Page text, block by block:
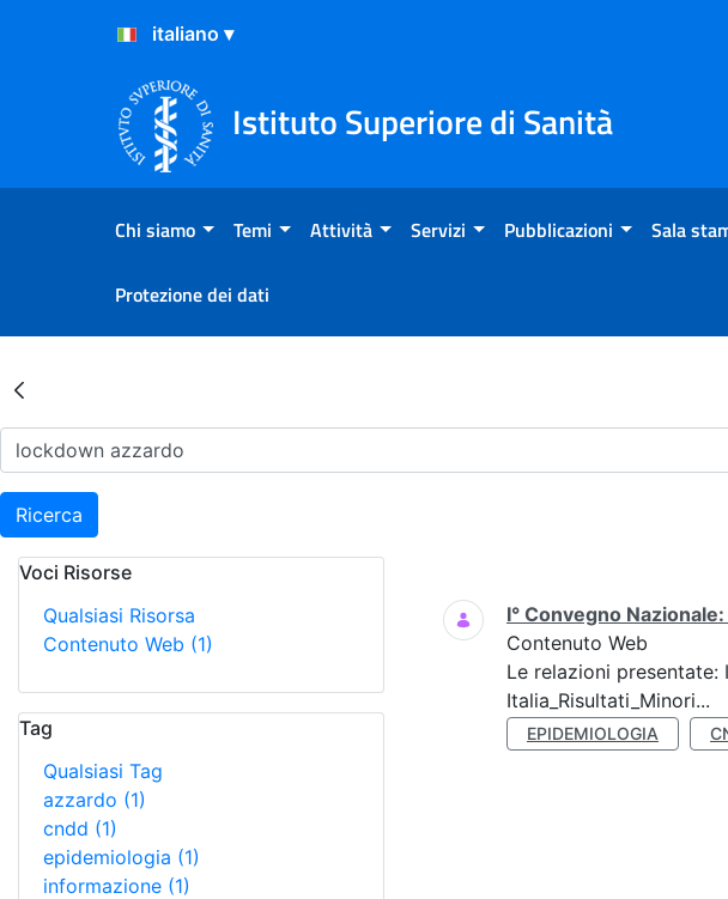
Salta al Contenuto
Salta al Footer
Istituto Superiore di Sanità
Chi siamo Temi Attività Servizi Pubblicazioni Sala
Protezione dei dati
Risultati della Ricerca - Archivio
Ricerca
Voci Risorse
Qualsiasi Risorsa
Contenuto Web (1)
Tag
Qualsiasi Tag
azzardo (1)
cndd (1)
epidemiologia (1)
informazione (1)
Ricerca
I° Convegno
Contenuto Web
Le relazioni presentate:
Italia_Risultati_Minori...
EPIDEMIOLOGIA